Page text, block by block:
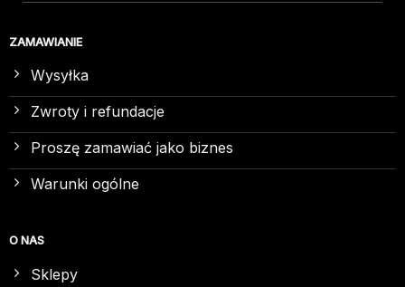
ZAMAWIANIE
Wysyłka
Zwroty i refundacje
Proszę zamawiać jako biznes
Warunki ogólne
O NAS
Sklepy